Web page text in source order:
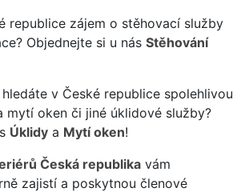
republice zájem o stěhovací služby
Objednejte si u nás Stěhování
v České republice spolehlivou
mytí oken či jiné úklidové služby?
Úklidy a Mytí oken!
Česká republika vám
zajistí a poskytnou členové